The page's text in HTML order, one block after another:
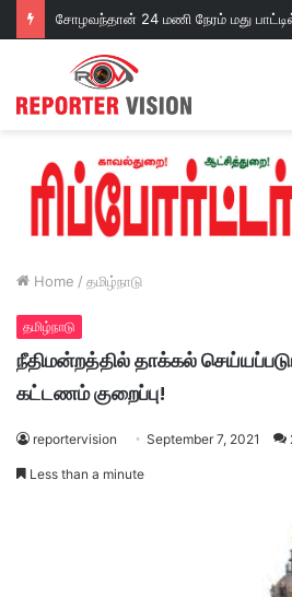
Home / தமிழ்நாடு
தமிழ்நாடு
நீதிமன்றத்தில் தாக்கல்
கட்டணம் குறைப்பு!
reportervision September 7, 2021
Less than a minute